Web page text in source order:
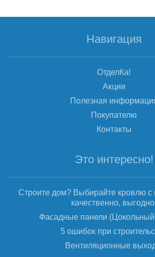
Навигация
ОтделКа!
Акции
Полезная
Покупателю
Контакты
Это интересно!
Строите дом? Выбирайте кровлю с
качественно,
Фасадные панели (Цокольный
5 ошибок при
Вентиляционные